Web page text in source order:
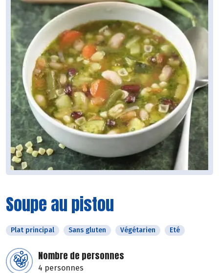
Soupe au pistou
Plat principal Sans gluten Végétarien Eté
Nombre de personnes
4 personnes